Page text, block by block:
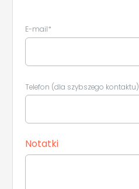
E-mail*
Telefon (dla szybszego kontaktu)
Notatki